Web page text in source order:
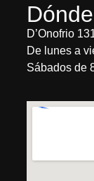
D’Onofrio
De lunes a
Sábados de